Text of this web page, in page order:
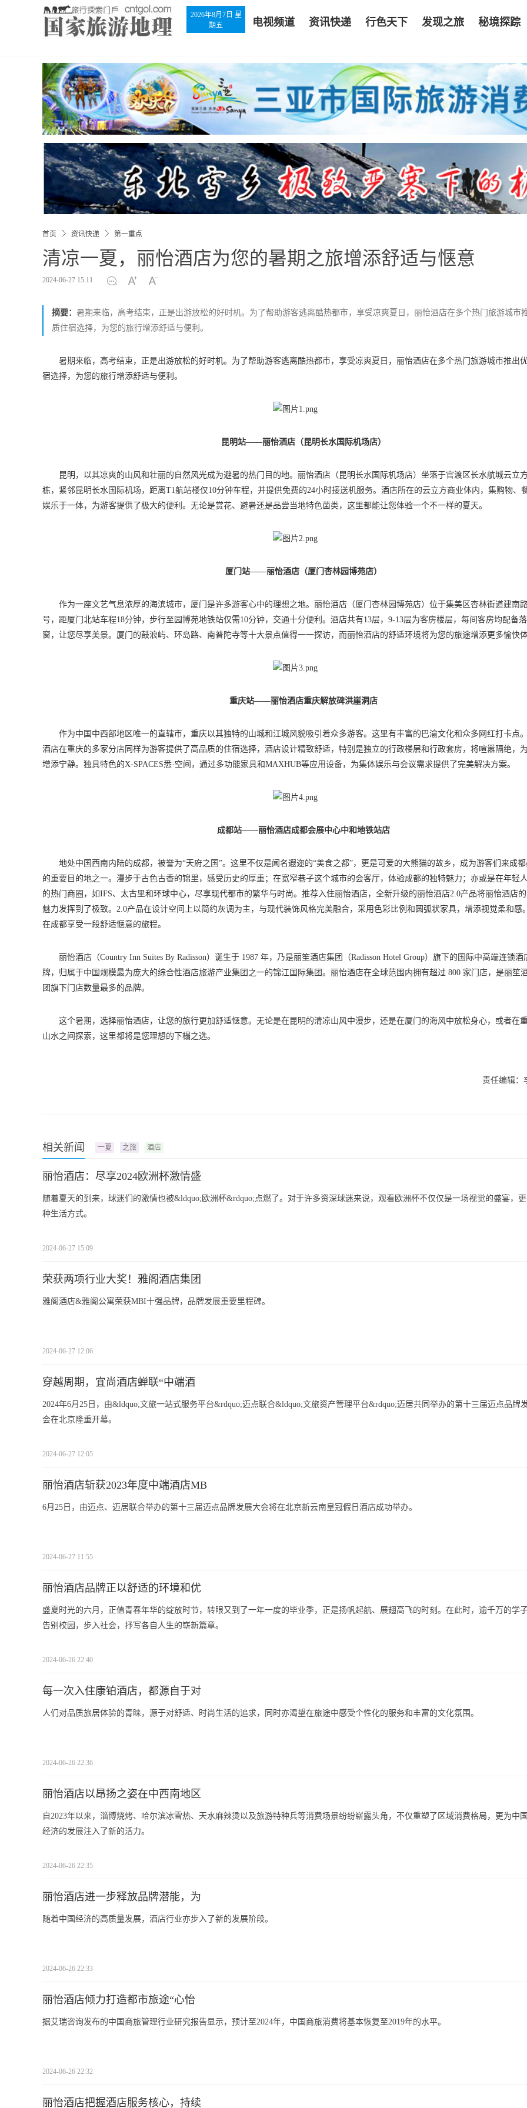
2026年8月7日 星
期五
电视频道 资讯快递 行色天下 发现之旅 秘境探踪
首页 资讯快递 第一重点
清凉一夏，丽怡酒店为您的暑期之旅增添舒适与惬意
2024-06-27 15:11
摘要： 暑期来临，高考结束，正是出游放松的好时机。为了帮助游客逃离酷热都市，享受凉爽夏日，丽怡酒店在多个热门旅游城市
质住宿选择，为您的旅行增添舒适与便利。
暑期来临，高考结束，正是出游放松的好时机。为了帮助游客逃离酷热都市，享受凉爽夏日，丽怡酒店在多个热门旅游城市推出
宿选择，为您的旅行增添舒适与便利。
昆明站——丽怡酒店（昆明长水国际机场店）
昆明，以其凉爽的山风和壮丽的自然风光成为避暑的热门目的地。丽怡酒店（昆明长水国际机场店）坐落于官渡区长水航城云立
栋，紧邻昆明长水国际机场，距离T1航站楼仅10分钟车程，并提供免费的24小时接送机服务。酒店所在的云立方商业体内，集购物、
娱乐于一体，为游客提供了极大的便利。无论是赏花、避暑还是品尝当地特色菌类，这里都能让您体验一个不一样的夏天。
厦门站——丽怡酒店（厦门杏林园博苑店）
作为一座文艺气息浓厚的海滨城市，厦门是许多游客心中的理想之地。丽怡酒店（厦门杏林园博苑店）位于集美区杏林街道建南
号，距厦门北站车程18分钟，步行至园博苑地铁站仅需10分钟，交通十分便利。酒店共有13层，9-13层为客房楼层，每间客房均配备
窗，让您尽享美景。厦门的鼓浪屿、环岛路、南普陀寺等十大景点值得一一探访，而丽怡酒店的舒适环境将为您的旅途增添更多愉快
重庆站——丽怡酒店重庆解放碑洪崖洞店
作为中国中西部地区唯一的直辖市，重庆以其独特的山城和江城风貌吸引着众多游客。这里有丰富的巴渝文化和众多网红打卡点
酒店在重庆的多家分店同样为游客提供了高品质的住宿选择，酒店设计精致舒适，特别是独立的行政楼层和行政套房，将喧嚣隔绝，
增添宁静。独具特色的X-SPACES悉·空间，通过多功能家具和MAXHUB等应用设备，为集体娱乐与会议需求提供了完美解决方案。
成都站——丽怡酒店成都会展中心中和地铁站店
地处中国西南内陆的成都，被誉为“天府之国”。这里不仅是闻名遐迩的“美食之都”，更是可爱的大熊猫的故乡，成为游客们来成
的重要目的地之一。漫步于古色古香的锦里，感受历史的厚重；在宽窄巷子这个城市的会客厅，体验成都的独特魅力；亦或是在年轻
的热门商圈，如IFS、太古里和环球中心，尽享现代都市的繁华与时尚。推荐入住丽怡酒店，全新升级的丽怡酒店2.0产品将丽怡酒店
魅力发挥到了极致。2.0产品在设计空间上以简约灰调为主，与现代装饰风格完美融合，采用色彩比例和圆弧状家具，增添视觉柔和感
在成都享受一段舒适惬意的旅程。
丽怡酒店（Country Inn Suites By Radisson）诞生于 1987 年，乃是丽笙酒店集团（Radisson Hotel Group）旗下的国际中高端连锁酒
牌，归属于中国规模最为庞大的综合性酒店旅游产业集团之一的锦江国际集团。丽怡酒店在全球范围内拥有超过 800 家门店，是丽笙
团旗下门店数量最多的品牌。
这个暑期，选择丽怡酒店，让您的旅行更加舒适惬意。无论是在昆明的清凉山风中漫步，还是在厦门的海风中放松身心，或者在
山水之间探索，这里都将是您理想的下榻之选。
责任编辑：
相关新闻 一夏 之旅 酒店
丽怡酒店：尽享2024欧洲杯激情盛
随着夏天的到来，球迷们的激情也被&ldquo;欧洲杯&rdquo;点燃了。对于许多资深球迷来说，观看欧洲杯不仅仅是一场视觉的盛宴，
种生活方式。
2024-06-27 15:09
荣获两项行业大奖！雅阁酒店集团
雅阁酒店&雅阁公寓荣获MBI十强品牌，品牌发展重要里程碑。
2024-06-27 12:06
穿越周期，宜尚酒店蝉联“中端酒
2024年6月25日，由&ldquo;文旅一站式服务平台&rdquo;迈点联合&ldquo;文旅资产管理平台&rdquo;迈居共同举办的第十三届迈点品牌
会在北京隆重开幕。
2024-06-27 12:05
丽怡酒店斩获2023年度中端酒店MB
6月25日，由迈点、迈居联合举办的第十三届迈点品牌发展大会将在北京新云南皇冠假日酒店成功举办。
2024-06-27 11:55
丽怡酒店品牌正以舒适的环境和优
盛夏时光的六月，正值青春年华的绽放时节，转眼又到了一年一度的毕业季，正是扬帆起航、展翅高飞的时刻。在此时，逾千万的学
告别校园，步入社会，抒写各自人生的崭新篇章。
2024-06-26 22:40
每一次入住康铂酒店，都源自于对
人们对品质旅居体验的青睐，源于对舒适、时尚生活的追求，同时亦渴望在旅途中感受个性化的服务和丰富的文化氛围。
2024-06-26 22:36
丽怡酒店以昂扬之姿在中西南地区
自2023年以来，淄博烧烤、哈尔滨冰雪热、天水麻辣烫以及旅游特种兵等消费场景纷纷崭露头角，不仅重塑了区域消费格局，更为中
经济的发展注入了新的活力。
2024-06-26 22:35
丽怡酒店进一步释放品牌潜能，为
随着中国经济的高质量发展，酒店行业亦步入了新的发展阶段。
2024-06-26 22:33
丽怡酒店倾力打造都市旅途“心怡
据艾瑞咨询发布的中国商旅管理行业研究报告显示，预计至2024年，中国商旅消费将基本恢复至2019年的水平。
2024-06-26 22:32
丽怡酒店把握酒店服务核心，持续